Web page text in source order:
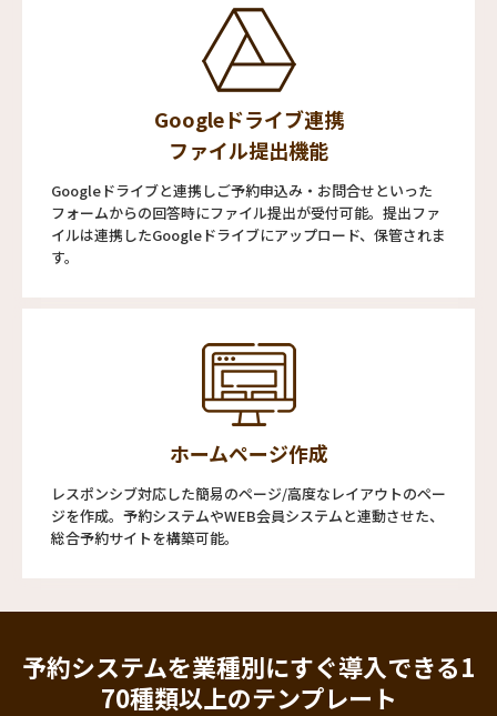
Googleドライブ連携
ファイル提出機能
Googleドライブと連携しご予約申込み・お問合せといった
フォームからの回答時にファイル提出が受付可能。提出ファ
イルは連携したGoogleドライブにアップロード、保管されま
す。
ホームページ作成
レスポンシブ対応した簡易のページ/高度なレイアウトのペー
ジを作成。予約システムやWEB会員システムと連動させた、
総合予約サイトを構築可能。
予約システムを業種別にすぐ導入できる1
70種類以上のテンプレート